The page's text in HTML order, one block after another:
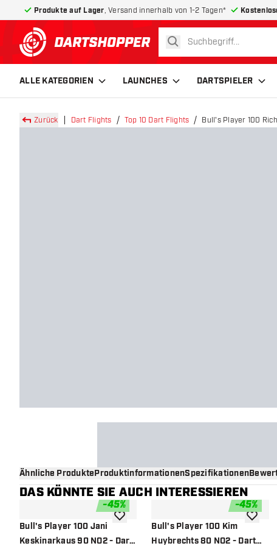
Produkte auf Lager , Versand innerhalb von 1-2 Tagen*
zurück zur Startseite
suchen
ALLE KATEGORIEN LAUNCHES DARTSPIELER
Zurück Dart Flights Top 10 Dart Flights Bull's Player 100
Ähnliche ProdukteProduktinformationenSpezifikationen
DAS KÖNNTE SIE AUCH INTERESSIEREN
-45%
Bull's Player 100 Jani
Keskinarkaus 90 NO2 - Dart
Zur Wunschliste hinzufügen
-45%
Bull's Player 100 Kim
Huybrechts 80 NO2 - Dart
Zur